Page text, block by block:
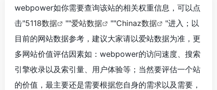
webpower如你需要查询该站的相关权重信息，可以点
击"5118数据 ""爱站数据 ""Chinaz数据
"进入；以
目前的网站数据参考，建议大家请以爱站数据为准，更
多网站价值评估因素如：webpower的访问速度、搜索
引擎收录以及索引量、用户体验等；当然要评估一个站
的价值，最主要还是需要根据您自身的需求以及需要，